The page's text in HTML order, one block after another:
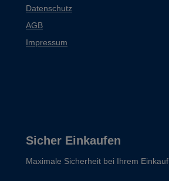
Datenschutz
AGB
Impressum
Sicher Einkaufen
Maximale Sicherheit bei Ihrem Einkauf.